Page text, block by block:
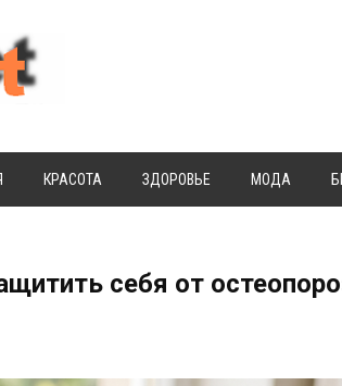
КРАСОТА ЗДОРОВЬЕ МОДА
себя от